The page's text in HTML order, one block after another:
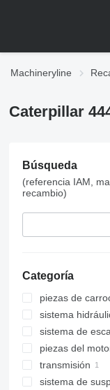
Machineryline
Caterpillar
Búsqueda
(referencia IAM,
recambio)
Categoría
piezas de
enganches
otras piezas
sistema
bombas
sistema de
tubos de
piezas del
filtros de
transmisión
cajas de
sistema de